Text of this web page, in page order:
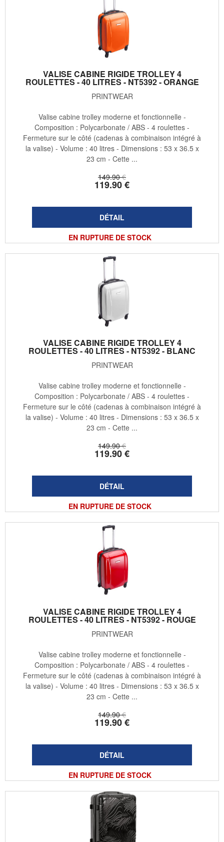
VALISE CABINE RIGIDE TROLLEY 4
ROULETTES - 40 LITRES - NT5392 - ORANGE
PRINTWEAR
149.90 €
119.90€
EN RUPTURE DE STOCK
Valise cabine trolley moderne et fonctionnelle -
Composition : Polycarbonate / ABS - 4 roulettes -
Fermeture sur le côté (cadenas à combinaison intégré à
la valise) - Volume : 40 litres - Dimensions : 53 x 36.5 x
23 cm - Cette ...
VALISE CABINE RIGIDE TROLLEY 4
ROULETTES - 40 LITRES - NT5392 - BLANC
PRINTWEAR
149.90 €
119.90€
EN RUPTURE DE STOCK
Valise cabine trolley moderne et fonctionnelle -
Composition : Polycarbonate / ABS - 4 roulettes -
Fermeture sur le côté (cadenas à combinaison intégré à
la valise) - Volume : 40 litres - Dimensions : 53 x 36.5 x
23 cm - Cette ...
VALISE CABINE RIGIDE TROLLEY 4
ROULETTES - 40 LITRES - NT5392 - ROUGE
PRINTWEAR
149.90 €
119.90€
EN RUPTURE DE STOCK
Valise cabine trolley moderne et fonctionnelle -
Composition : Polycarbonate / ABS - 4 roulettes -
Fermeture sur le côté (cadenas à combinaison intégré à
la valise) - Volume : 40 litres - Dimensions : 53 x 36.5 x
23 cm - Cette ...